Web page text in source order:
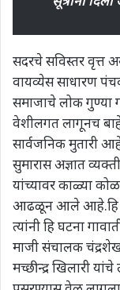
सदरचे सविस्तर वृत्त
वायव्येस साधारण
समाजाचे लोक गुण्या
वेशीलगत लागूनच
सार्वजनिक मुतारी
सुमारास अज्ञात
यांच्यावर काळ्या
आढळून आले आहे.हि
त्यांनी हि घटना
माजी संचालक
मच्छीन्द्र खिलारी